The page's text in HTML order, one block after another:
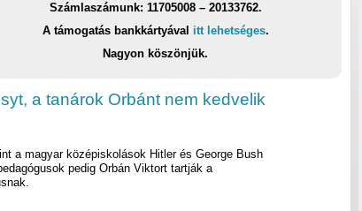
Számlaszámunk: 11705008 – 20133762.
A támogatás bankkártyával itt lehetséges.
Nagyon köszönjük.
a tanárok Orbánt nem kedvelik
a magyar középiskolások Hitler és George Bush
pedig Orbán Viktort tartják a